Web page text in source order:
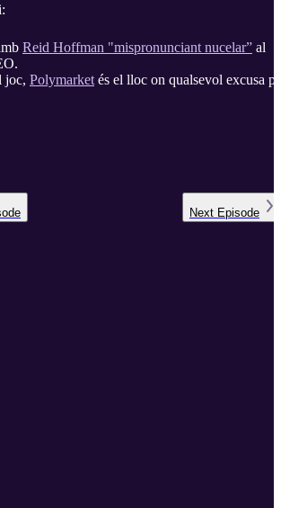
Reid Hoffman "mispronunciant nucelar” al
joc, Polymarket és el lloc on qualsevol excusa
Next Episode